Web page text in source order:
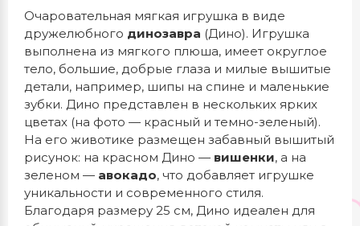
Очаровательная мягкая игрушка в виде
дружелюбного динозавра (Дино). Игрушка
выполнена из мягкого плюша, имеет округлое
тело, большие, добрые глаза и милые вышитые
детали, например, шипы на спине и маленькие
зубки. Дино представлен в нескольких ярких
цветах (на фото — красный и темно-зеленый).
На его животике размещен забавный вышитый
рисунок: на красном Дино — вишенки, а на
зеленом — авокадо, что добавляет игрушке
уникальности и современного стиля.
Благодаря размеру 25 см, Дино идеален для